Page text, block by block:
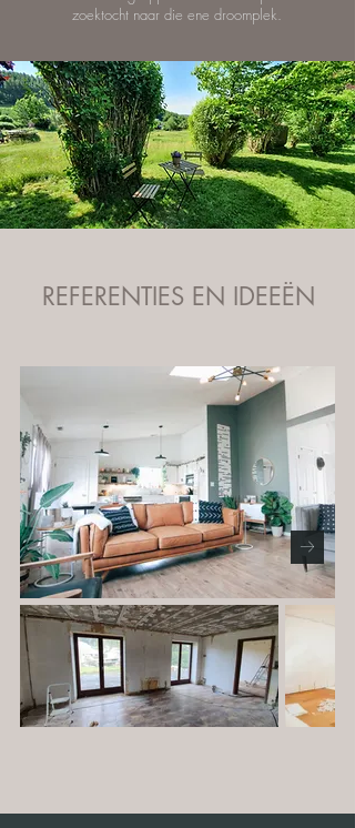
zoektocht naar die ene droomplek.
REFERENTIES EN IDEEËN